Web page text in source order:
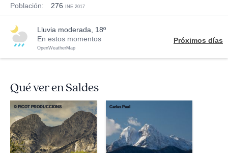
Población: 276 INE 2017
lluvia moderada, 18º
En estos momentos
OpenWeatherMap
Próximos días
Qué ver en Saldes
© PICOT PRODUCCIONS Carles Paul